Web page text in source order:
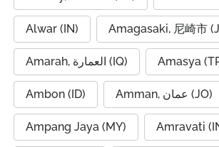
Alwar (IN) Amagasaki, 尼崎市
Amarah, العمارة (IQ) Amasya
Ambon (ID) Amman, عمان (JO)
Ampang Jaya (MY) Amravati